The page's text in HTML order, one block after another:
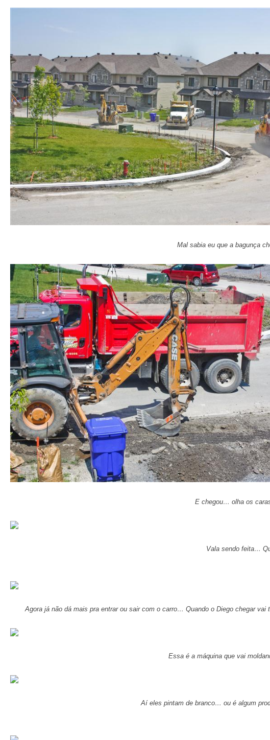
Mal sabia eu que a bagunça
E chegou… olha os
Vala sendo feita…
Agora já não dá mais pra entrar ou sair com o carro… Quando o Diego chegar
Essa é a máquina que vai
Aí eles pintam de branco… ou é algum